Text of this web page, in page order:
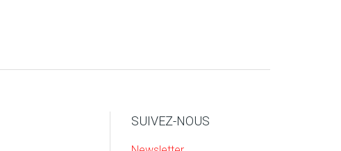
SUIVEZ-NOUS